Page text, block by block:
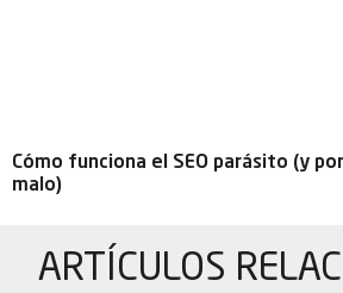
Cómo funciona el SEO parásito (y
malo)
ARTÍCULOS